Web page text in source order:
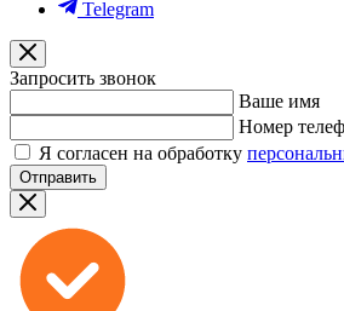
Telegram
Запросить звонок
Ваше имя
Номер
Я согласен на обработку
Отправить